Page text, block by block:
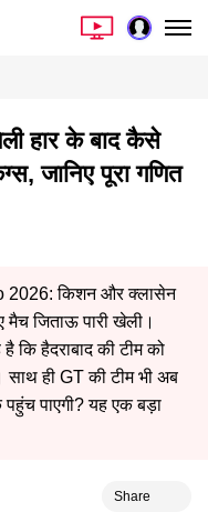
हार के बाद कैसे
जानिए पूरा गणित
2026: किशन और क्लासेन
मैच जिताऊ पारी खेली।
कि हैदराबाद की टीम को
ही GT की टीम भी अब
पाएगी? यह एक बड़ा
Share